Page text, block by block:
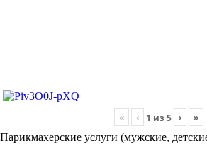
« ‹ 1 из 5 ›
»
Парикмахерские услуги (мужские,